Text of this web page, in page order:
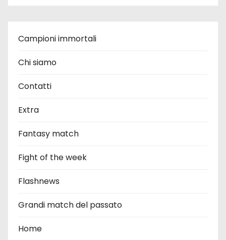
Campioni immortali
Chi siamo
Contatti
Extra
Fantasy match
Fight of the week
Flashnews
Grandi match del passato
Home